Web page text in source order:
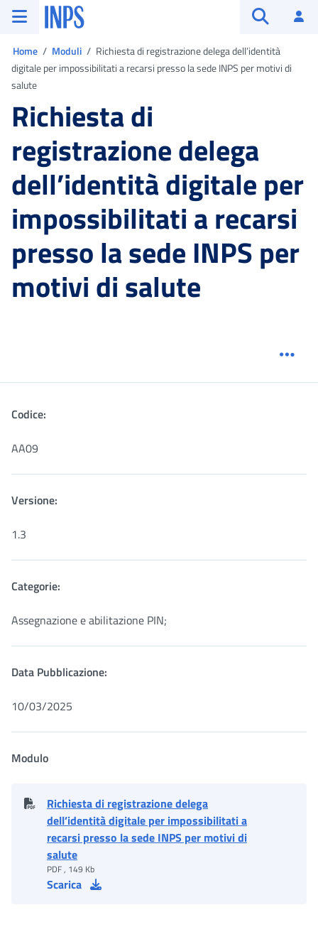
Vai al menu principale
Vai al contenuto principale
Vai al pie' di pagina
INPS ()
Home Moduli
Richiesta di registrazione delega dell’identità
digitale per impossibilitati a recarsi presso la sede INPS per motivi di
salute
Richiesta di
registrazione delega
dell’identità digitale per
impossibilitati a recarsi
presso la sede INPS per
motivi di salute
Codice:
AA09
Versione:
1.3
Categorie:
Assegnazione e abilitazione PIN;
Data Pubblicazione:
10/03/2025
Modulo
Richiesta di registrazione delega
dell’identità digitale per impossibilitati a
recarsi presso la sede INPS per motivi di
salute
PDF , 149 Kb
Scarica